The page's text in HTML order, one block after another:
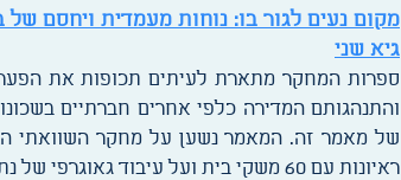
מקום נעים לגור בו: נוחות מעמדית ויחסם של
גיא שני
ספרות המחקר מתארת לעיתים תכופות את הפער
והתנהגותם המדירה כלפי אחרים חברתיים
של מאמר זה. המאמר נשען על מחקר השוואתי
ראיונות עם 60 משקי בית ועל עיבוד